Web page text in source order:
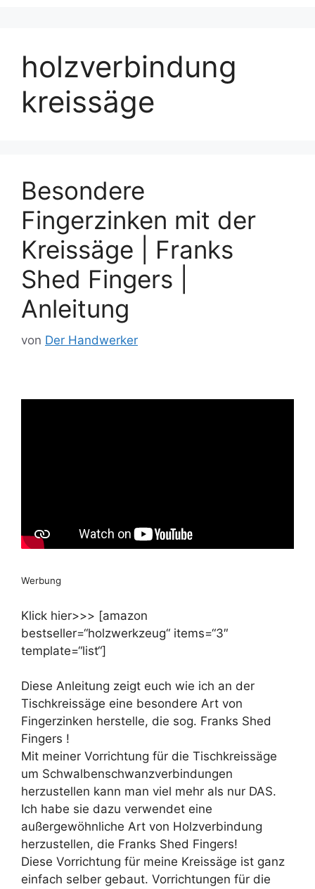
holzverbindung
kreissäge
Besondere
Fingerzinken mit der
Kreissäge | Franks
Shed Fingers |
Anleitung
von Der Handwerker
Werbung
Klick hier>>> [amazon
bestseller=“holzwerkzeug“ items=“3″
template=“list“]
Diese Anleitung zeigt euch wie ich an der
Tischkreissäge eine besondere Art von
Fingerzinken herstelle, die sog. Franks Shed
Fingers !
Mit meiner Vorrichtung für die Tischkreissäge
um Schwalbenschwanzverbindungen
herzustellen kann man viel mehr als nur DAS.
Ich habe sie dazu verwendet eine
außergewöhnliche Art von Holzverbindung
herzustellen, die Franks Shed Fingers!
Diese Vorrichtung für meine Kreissäge ist ganz
einfach selber gebaut. Vorrichtungen für die